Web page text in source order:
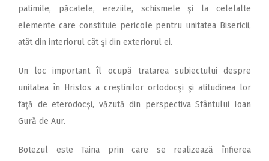
patimile, păcatele, ereziile, schismele şi la celelalte
elemente care constituie pericole pentru unitatea Bisericii,
atât din interiorul cât şi din exteriorul ei.
Un loc important îl ocupă tratarea subiectului despre
unitatea în Hristos a creştinilor ortodocşi şi atitudinea lor
faţă de eterodocşi, văzută din perspectiva Sfântului Ioan
Gură de Aur.
Botezul este Taina prin care se realizează înfierea